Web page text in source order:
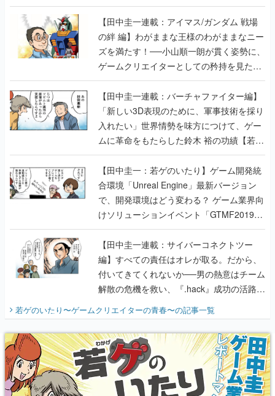
【田中圭一連載：アイマス/ガンダム 戦場
の絆 編】わがままな王様のわがままなニー
ズを満たす！──小山順一朗が貫く姿勢に、
ゲームクリエイターとしての矜持を見た
【若ゲのいたり最終回】
【田中圭一連載：バーチャファイター編】
「新しい3D表現のために、軍事技術を採り
入れたい」世界情勢を味方につけて、ゲー
ムに革命をもたらした鈴木 裕の功績【若ゲ
のいたり】
【田中圭一：若ゲのいたり】ゲーム開発統
合環境「Unreal Engine」最新バージョン
で、開発環境はどう変わる？ ゲーム業界向
けソリューションイベント「GTMF2019」
に行って、より理解を深めよう【PR】
【田中圭一連載：サイバーコネクトツー
編】すべての責任はオレが取る。だから、
付いてきてくれないか──男の熱意はチーム
解散の危機を救い、『.hack』成功の活路を
『少年ジャンプ』色だった【若ゲのいた
り】
若ゲのいたり〜ゲームクリエイターの青春〜の記事一覧